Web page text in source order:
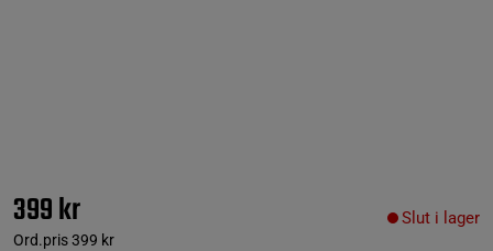
399 kr
Ord.pris399 kr
Slut i lager